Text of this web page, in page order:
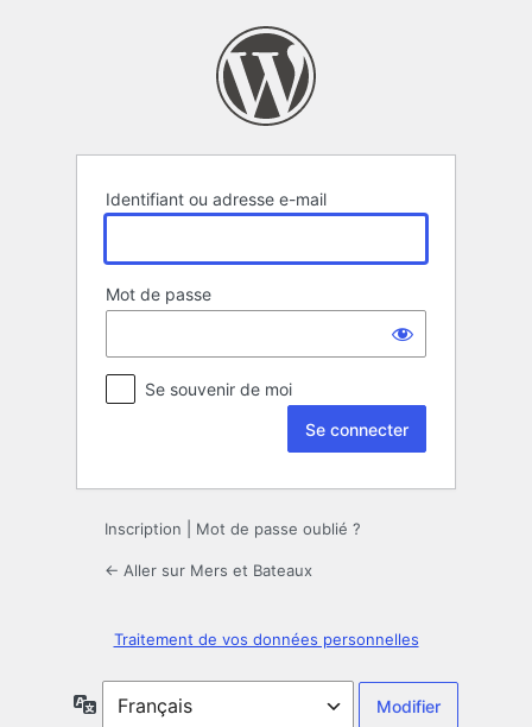
Identifiant ou adresse e-mail
Mot de passe
Se souvenir de moi
Inscription Mot de passe oublié ?
← Aller sur Mers et Bateaux
Traitement de vos données personnelles
Langue